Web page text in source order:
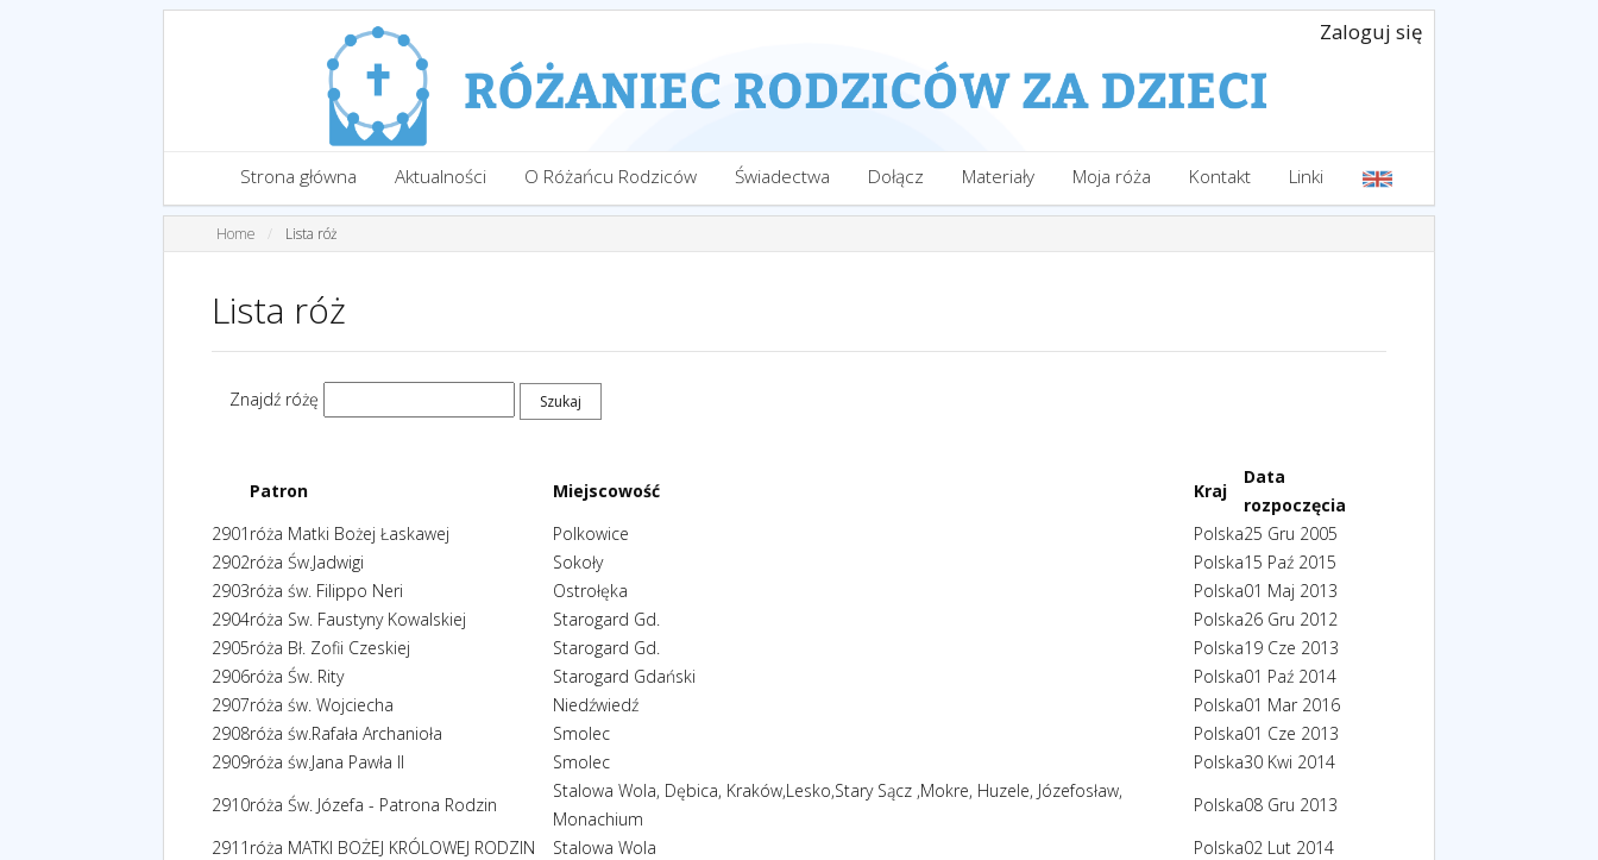
Zaloguj się
Strona główna Aktualności O Różańcu Rodziców Świadectwa Dołącz Materiały Moja róża Kontakt Linki
Home Lista róż
Lista róż
Znajdź różę
Patron Miejscowość Kraj
Data
rozpoczęcia
2901 róża Matki Bożej Łaskawej Polkowice Polska25 Gru 2005
2902róża Św.Jadwigi Sokoły Polska15 Paź 2015
2903róża św. Filippo Neri Ostrołęka Polska01 Maj 2013
2904róża Sw. Faustyny Kowalskiej Starogard Gd. Polska26 Gru 2012
2905róża Bł. Zofii Czeskiej Starogard Gd. Polska19 Cze 2013
2906róża Św. Rity Starogard Gdański Polska01 Paź 2014
2907róża św. Wojciecha Niedźwiedź Polska01 Mar 2016
2908róża św.Rafała Archanioła Smolec Polska01 Cze 2013
2909róża św.Jana Pawła II Smolec Polska30 Kwi 2014
2910róża Św. Józefa - Patrona Rodzin
Stalowa Wola, Dębica, Kraków,Lesko,Stary Sącz ,Mokre, Huzele, Józefosław,
Monachium
Polska08 Gru 2013
2911 róża MATKI BOŻEJ KRÓLOWEJ RODZIN Stalowa Wola Polska02 Lut 2014